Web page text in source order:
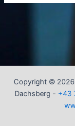
Copyright © 2026
Dachsberg - +43